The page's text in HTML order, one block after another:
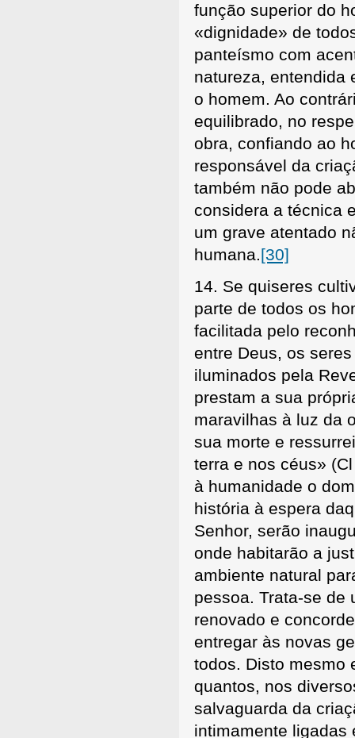
função superior do
«dignidade» de
panteísmo com
natureza, entendida
o homem. Ao
equilibrado, no
obra, confiando ao
responsável da
também não pode
considera a técnica
um grave atentado
humana.[30]
14. Se quiseres
parte de todos os
facilitada pelo
entre Deus, os
iluminados pela
prestam a sua
maravilhas à luz da
sua morte e
terra e nos céus»
à humanidade o
história à espera
Senhor, serão
onde habitarão a
ambiente natural
pessoa. Trata-se de
renovado e
entregar às novas
todos. Disto mesmo
quantos, nos
salvaguarda da
intimamente ligadas